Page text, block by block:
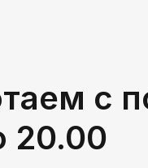
с
20.00